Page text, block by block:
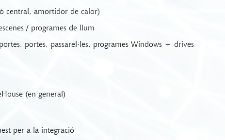
central, amortidor de calor)
/ programes de llum
portes, passarel·les, programes Windows + drives
(en general)
per a la integració